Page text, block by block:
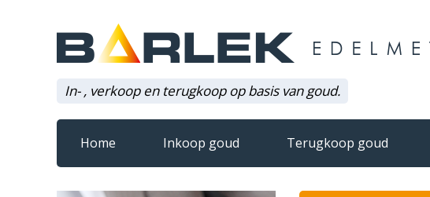
In- , verkoop en terugkoop op basis van goud.
Home Inkoop goud Terugkoop goud